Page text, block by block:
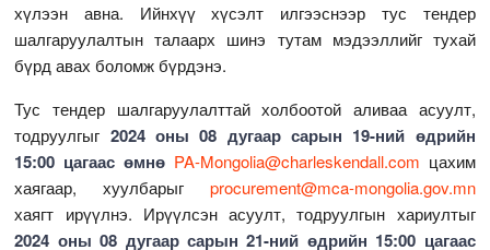
хүлээн авна. Ийнхүү хүсэлт илгээснээр тус тендер
шалгаруулалтын талаарх шинэ тутам мэдээллийг тухай
бүрд авах боломж бүрдэнэ.
Тус тендер шалгаруулалттай холбоотой аливаа асуулт,
тодруулгыг 2024 оны 08 дугаар сарын 19-ний өдрийн
15:00 цагаас өмнө PA-Mongolia@charleskendall.com цахим
хаягаар, хуулбарыг procurement@mca-mongolia.gov.mn
хаягт ирүүлнэ. Ирүүлсэн асуулт, тодруулгын хариултыг
2024 оны 08 дугаар сарын 21-ний өдрийн 15:00 цагаас